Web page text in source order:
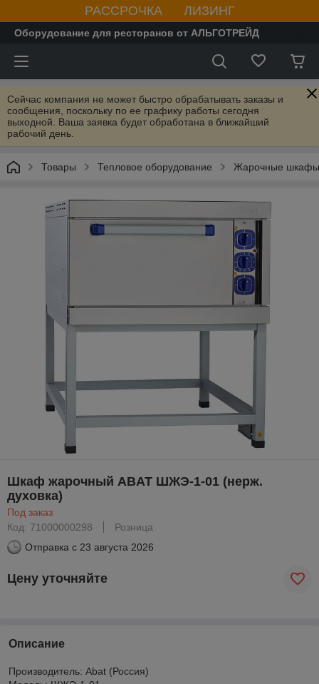
РАССРОЧКА ЛИЗИНГ
Оборудование для ресторанов от АЛЬГОТРЕЙД
Сейчас компания не может быстро обрабатывать заказы и
сообщения, поскольку по ее графику работы сегодня
выходной. Ваша заявка будет обработана в ближайший
рабочий день.
Товары Тепловое оборудование Жарочные шкафы
Шкаф жарочный ABAT ШЖЭ-1-01 (нерж.
духовка)
Под заказ
Код: 71000000298
Розница
Отправка с 23 августа 2026
Цену уточняйте
Описание
Производитель: Abat (Россия)